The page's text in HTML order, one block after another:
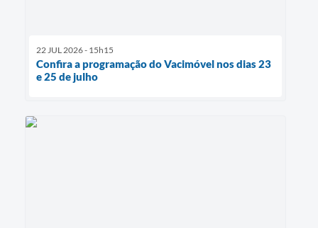
22 JUL 2026 - 15h15
Confira a programação do Vacimóvel nos dias 23
e 25 de julho